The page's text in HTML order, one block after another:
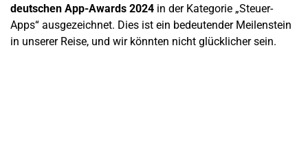
deutschen App-Awards 2024 in der Kategorie „Steuer-
Apps“ ausgezeichnet. Dies ist ein bedeutender Meilenstein
in unserer Reise, und wir könnten nicht glücklicher sein.